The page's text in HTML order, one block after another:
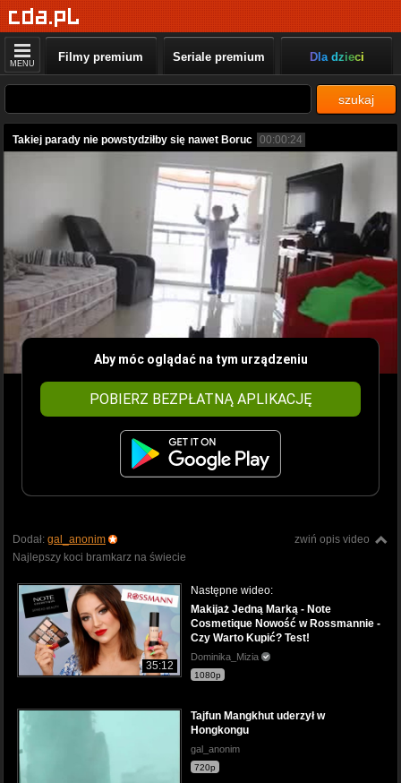
MENU Filmy premium Seriale premium Dla dzieci
szukaj
Takiej parady nie powstydziłby się nawet Boruc 00:00:24
Aby móc oglądać na tym urządzeniu
POBIERZ BEZPŁATNĄ APLIKACJĘ
zwiń opis video
Dodał: gal_anonim
Najlepszy koci bramkarz na świecie
35:12
Następne wideo:
Makijaż Jedną Marką - Note
Cosmetique Nowość w Rossmannie -
Czy Warto Kupić? Test!
Dominika_Mizia
1080p
Tajfun Mangkhut uderzył w
Hongkongu
gal_anonim
720p